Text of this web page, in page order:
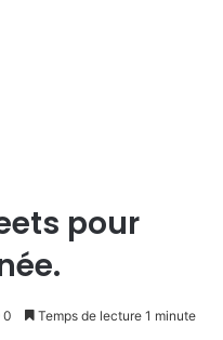
pour
0 Temps de lecture 1 minute